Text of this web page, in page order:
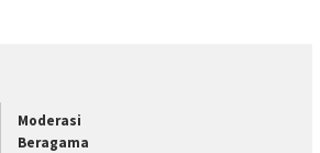
Moderasi
Beragama